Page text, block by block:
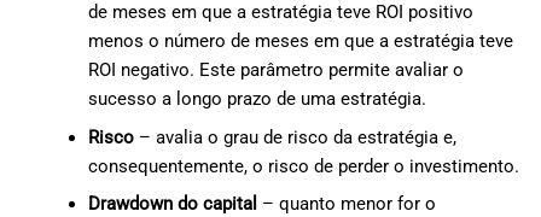
de meses em que a estratégia teve ROI positivo
menos o número de meses em que a estratégia teve
ROI negativo. Este parâmetro permite avaliar o
sucesso a longo prazo de uma estratégia.
Risco– avalia o grau de risco da estratégia e,
consequentemente, o risco de perder o investimento.
Drawdown do capital – quanto menor for o